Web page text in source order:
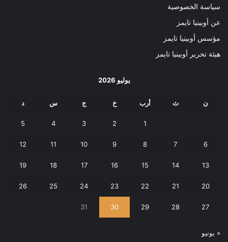
سياسة الخصوصية
عن أوبينيا تايمز
مؤسس أوبينيا تايمز
هيئة تحرير أوبينيا تايمز
يوليو 2026
ن ث أرب خ ج س د
1
2
3
4
5
6
7
8
9
10
11
12
13
14
15
16
17
18
19
20
21
22
23
24
25
26
27
28
29
30
31
« يونيو